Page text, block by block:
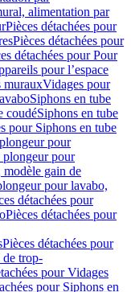
alimentation par
Pièces détachées pour
Pièces détachées pour
détachées pour Pour
pour l’espace
murauxVidages pour
Siphons en tube
coudéSiphons en tube
pour Siphons en tube
pour
plongeur pour
gain de
pour lavabo,
détachées pour
Pièces détachées pour
Pièces détachées pour
de trop-
pour Vidages
pour Siphons en